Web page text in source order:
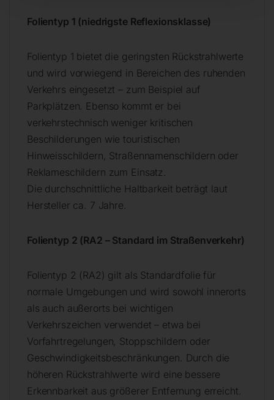
Folientyp 1 (niedrigste Reflexionsklasse)
Folientyp 1 bietet die geringsten Rückstrahlwerte
und wird vorwiegend in Bereichen des ruhenden
Verkehrs eingesetzt – zum Beispiel auf
Parkplätzen. Ebenso kommt er bei
verkehrstechnisch weniger kritischen
Beschilderungen wie touristischen
Hinweisschildern, Straßennamenschildern oder
Reklameschildern zum Einsatz.
Die durchschnittliche Haltbarkeit beträgt laut
Hersteller ca. 7 Jahre.
Folientyp 2 (RA2 – Standard im Straßenverkehr)
Folientyp 2 (RA2) gilt als Standardfolie für
normale Umgebungen und wird sowohl innerorts
als auch außerorts bei wichtigen
Verkehrszeichen verwendet – etwa bei
Vorfahrtregelungen, Stoppschildern oder
Geschwindigkeitsbeschränkungen. Durch die
höheren Rückstrahlwerte wird eine bessere
Erkennbarkeit aus größerer Entfernung erreicht.